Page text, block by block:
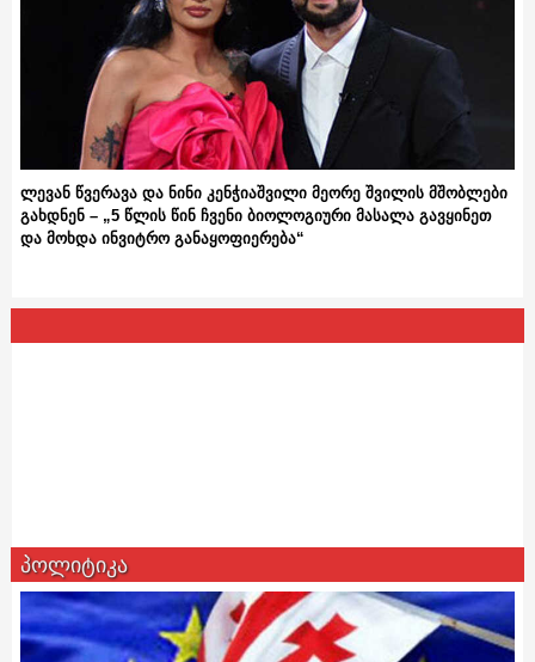
ლევან წვერავა და ნინი კენჭიაშვილი მეორე შვილის მშობლები
გახდნენ – „5 წლის წინ ჩვენი ბიოლოგიური მასალა გავყინეთ
და მოხდა ინვიტრო განაყოფიერება“
პოლიტიკა